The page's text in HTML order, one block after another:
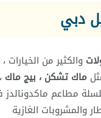
دبي
والكثير من الخيارات ،
ماك تشكن ، بيج ماك
مطاعم
والمشروبات الغازية